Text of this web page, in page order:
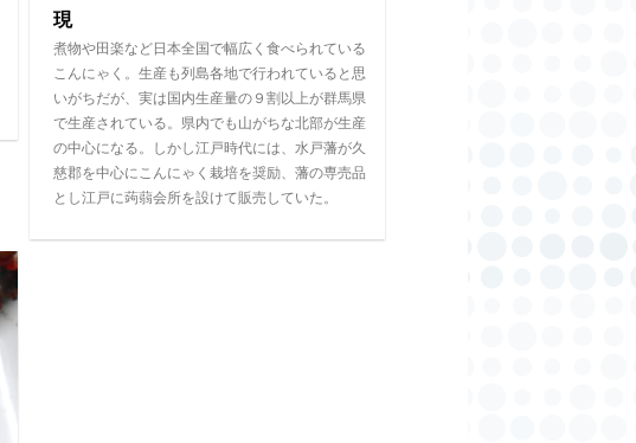
現
煮物や田楽など日本全国で幅広く食べられている
こんにゃく。生産も列島各地で行われていると思
いがちだが、実は国内生産量の９割以上が群馬県
で生産されている。県内でも山がちな北部が生産
の中心になる。しかし江戸時代には、水戸藩が久
慈郡を中心にこんにゃく栽培を奨励、藩の専売品
とし江戸に蒟蒻会所を設けて販売していた。